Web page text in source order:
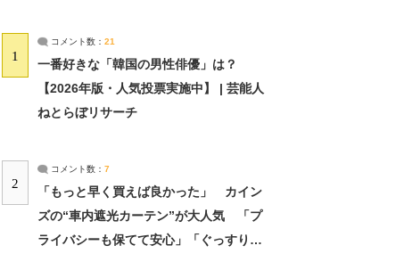
1
コメント数： 21
一番好きな「韓国の男性俳優」は？
【2026年版・人気投票実施中】 | 芸能人
ねとらぼリサーチ
2
コメント数： 7
「もっと早く買えば良かった」 カイン
ズの“車内遮光カーテン”が大人気 「プ
ライバシーも保てて安心」「ぐっすり眠